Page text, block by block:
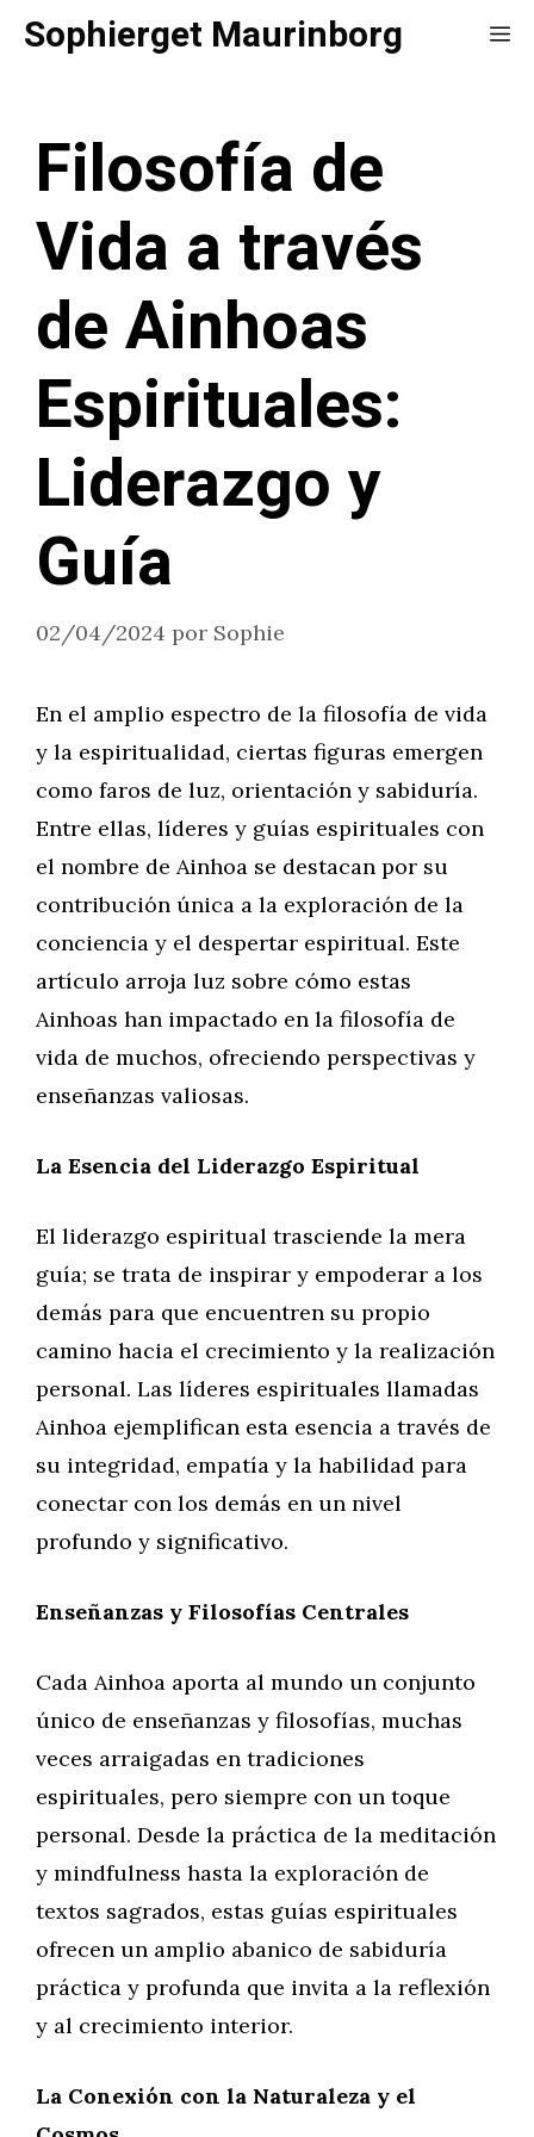
SaltarSophierget Maurinborg
Filosofía de
Vida a través
de Ainhoas
Espirituales:
Liderazgo y
Guía
02/04/2024 por Sophie
En el amplio espectro de la filosofía de vida
y la espiritualidad, ciertas figuras emergen
como faros de luz, orientación y sabiduría.
Entre ellas, líderes y guías espirituales con
el nombre de Ainhoa se destacan por su
contribución única a la exploración de la
conciencia y el despertar espiritual. Este
artículo arroja luz sobre cómo estas
Ainhoas han impactado en la filosofía de
vida de muchos, ofreciendo perspectivas y
enseñanzas valiosas.
La Esencia del Liderazgo Espiritual
El liderazgo espiritual trasciende la mera
guía; se trata de inspirar y empoderar a los
demás para que encuentren su propio
camino hacia el crecimiento y la realización
personal. Las líderes espirituales llamadas
Ainhoa ejemplifican esta esencia a través de
su integridad, empatía y la habilidad para
conectar con los demás en un nivel
profundo y significativo.
Enseñanzas y Filosofías Centrales
Cada Ainhoa aporta al mundo un conjunto
único de enseñanzas y filosofías, muchas
veces arraigadas en tradiciones
espirituales, pero siempre con un toque
personal. Desde la práctica de la meditación
y mindfulness hasta la exploración de
textos sagrados, estas guías espirituales
ofrecen un amplio abanico de sabiduría
práctica y profunda que invita a la reflexión
y al crecimiento interior.
La Conexión con la Naturaleza y el